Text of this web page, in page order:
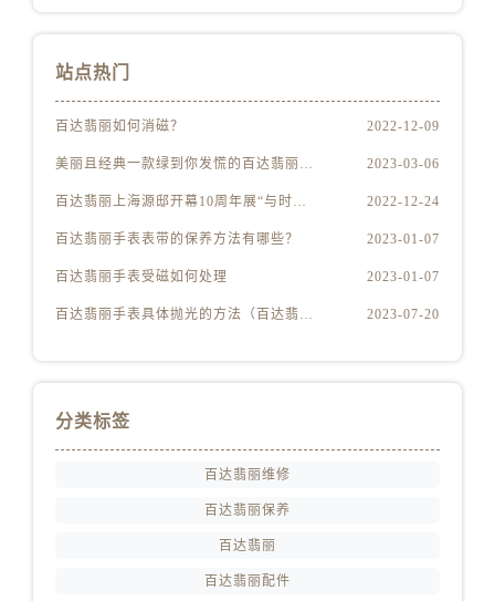
江苏省扬州市邗江区国展路29号星耀天地写字楼1号楼18层1803室百达翡丽售后服务中心（需提前预约）
站点热门
百达翡丽如何消磁？ 2022-12-09
美丽且经典一款绿到你发慌的百达翡丽腕表 2023-03-06
百达翡丽上海源邸开幕10周年展“与时间同源” 2022-12-24
百达翡丽手表表带的保养方法有哪些？ 2023-01-07
百达翡丽手表受磁如何处理 2023-01-07
百达翡丽手表具体抛光的方法（百达翡丽手表抛光的正确方法） 2023-07-20
分类标签
百达翡丽维修
百达翡丽保养
百达翡丽
百达翡丽配件